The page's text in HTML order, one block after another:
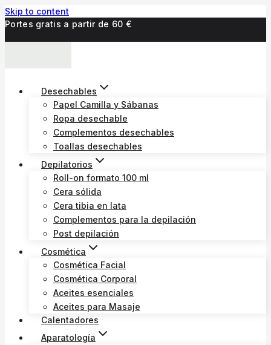
Skip to content
Portes gratis a partir de 60 €
Desechables
Papel Camilla y Sábanas
Ropa desechable
Complementos desechables
Toallas desechables
Depilatorios
Roll-on formato 100 ml
Cera sólida
Cera tibia en lata
Complementos para la depilación
Post depilación
Cosmética
Cosmética Facial
Cosmética Corporal
Aceites esenciales
Aceites para Masaje
Calentadores
Aparatología